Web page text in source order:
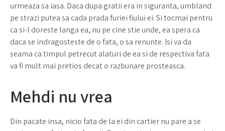
urmeaza sa iasa. Daca dupa gratii era in siguranta, umbland
pe strazi putea sa cada prada furiei fiului ei. Si tocmai pentru
ca si-l doreste langa ea, nu pe cine stie unde, ea spera ca
daca se indragosteste de o fata, o sa renunte. Isi va da
seama ca timpul petrecut alaturi de ea si de respectiva fata
va fi mult mai pretios decat o razbunare prosteasca.
Mehdi nu vrea
Din pacate insa, nicio fata de la ei din cartier nu pare a se